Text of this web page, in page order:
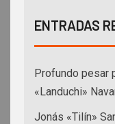
ENTRADAS
Profundo pesar
«Landuchi»
Jonás «Tilín»